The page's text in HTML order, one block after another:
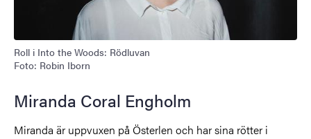
Roll i Into the Woods: Rödluvan
Foto: Robin Iborn
Miranda Coral Engholm
Miranda är uppvuxen på Österlen och har sina rötter i